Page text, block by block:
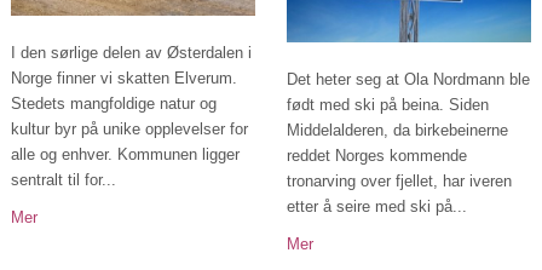
I den sørlige delen av Østerdalen i
Norge finner vi skatten Elverum.
Stedets mangfoldige natur og
kultur byr på unike opplevelser for
alle og enhver. Kommunen ligger
sentralt til for...
Mer
Det heter seg at Ola Nordmann ble
født med ski på beina. Siden
Middelalderen, da birkebeinerne
reddet Norges kommende
tronarving over fjellet, har iveren
etter å seire med ski på...
Mer